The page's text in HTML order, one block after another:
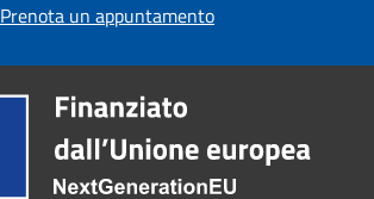
Prenota un appuntamento